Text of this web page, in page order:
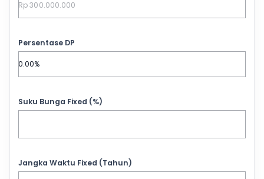
Persentase DP
Suku Bunga Fixed (%)
Jangka Waktu Fixed (Tahun)